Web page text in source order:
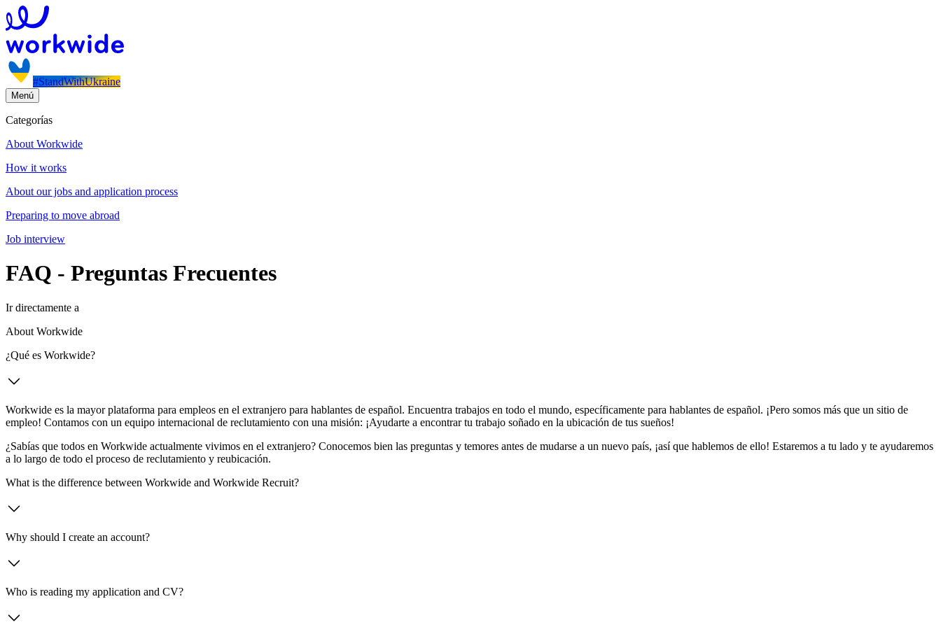
#StandWithUkraine
Menú
Categorías
About Workwide
How it works
About our jobs and application process
Preparing to move abroad
Job interview
FAQ - Preguntas Frecuentes
Ir directamente a
About Workwide
¿Qué es Workwide?
Workwide es la mayor plataforma para empleos en el extranjero para hablantes de español. Encuentra trabajos en todo el mundo, específicamente para hablantes de español. ¡Pero somos más que un sitio de
empleo! Contamos con un equipo internacional de reclutamiento con una misión: ¡Ayudarte a encontrar tu trabajo soñado en la ubicación de tus sueños!
¿Sabías que todos en Workwide actualmente vivimos en el extranjero? Conocemos bien las preguntas y temores antes de mudarse a un nuevo país, ¡así que hablemos de ello! Estaremos a tu lado y te ayudaremos
a lo largo de todo el proceso de reclutamiento y reubicación.
What is the difference between Workwide and Workwide Recruit?
Why should I create an account?
Who is reading my application and CV?